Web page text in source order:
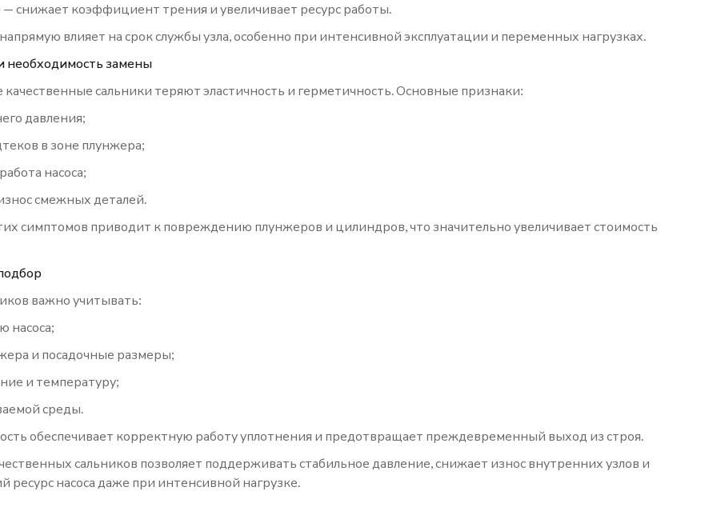
— снижает коэффициент трения и увеличивает ресурс работы.
влияет на срок службы узла, особенно при интенсивной эксплуатации и переменных нагрузках.
необходимость замены
сальники теряют эластичность и герметичность. Основные признаки:
давления;
в зоне плунжера;
насоса;
смежных деталей.
симптомов приводит к повреждению плунжеров и цилиндров, что значительно увеличивает стоимость
важно учитывать:
насоса;
и посадочные размеры;
и температуру;
среды.
обеспечивает корректную работу уплотнения и предотвращает преждевременный выход из строя.
сальников позволяет поддерживать стабильное давление, снижает износ внутренних узлов и
ресурс насоса даже при интенсивной нагрузке.